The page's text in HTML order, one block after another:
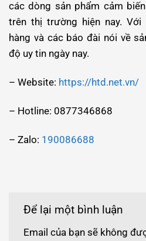
các dòng sản phẩm cảm
trên thị trường hiện nay.
hàng và các báo đài nói về
độ uy tin ngày nay.
– Website: https://htd.net.vn/
– Hotline: 0877346868
– Zalo: 190086688
Để lại một bình luận
Email của bạn sẽ không